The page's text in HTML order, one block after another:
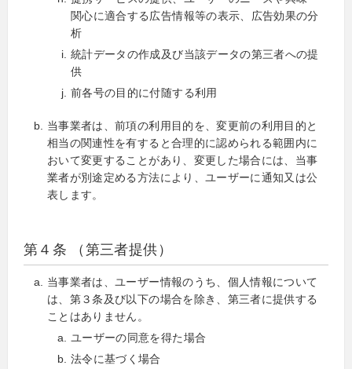
関心に適合する広告情報等の表示、広告効果の分
析
統計データの作成及び当該データの第三者への提
供
前各号の目的に付随する利用
当事業者は、前項の利用目的を、変更前の利用目的と
相当の関連性を有すると合理的に認められる範囲内に
おいて変更することがあり、変更した場合には、当事
業者が別途定める方法により、ユーザーに通知又は公
表します。
第４条 （第三者提供）
当事業者は、ユーザー情報のうち、個人情報について
は、第３条及び以下の場合を除き、第三者に提供する
ことはありません。
ユーザーの同意を得た場合
法令に基づく場合